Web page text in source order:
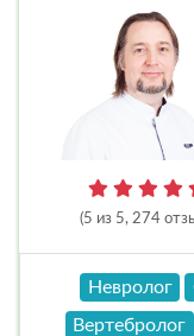
(5 из 5, 274
Невролог
Вертебролог